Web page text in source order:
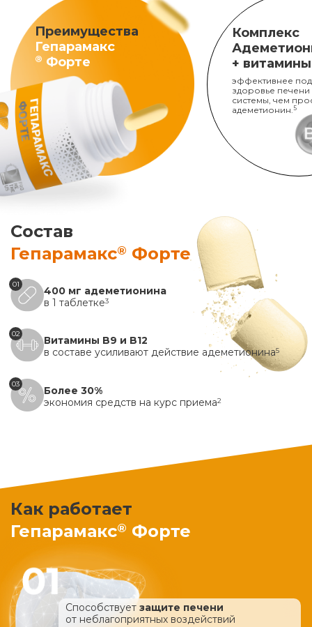
Преимущества
Гепарамакс
® Форте
Комплекс
+
эффективнее
здоровье печени
системы, чем
адеметионин. 5
Состав
Гепарамакс® Форте
01
400 мг адеметионина
в 1 таблетке3
02
Витамины B9 и B12
в составе усиливают действие адеметионина5
03
Более 30%
экономия средств на курс приема2
Как работает
Гепарамакс® Форте
Способствует защите печени
от неблагоприятных воздействий